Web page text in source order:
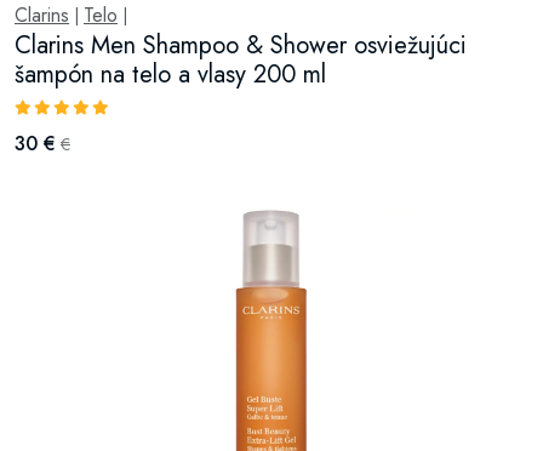
Clarins Telo
Clarins Men Shampoo & Shower osviežujúci
šampón na telo a vlasy 200 ml
30 € €